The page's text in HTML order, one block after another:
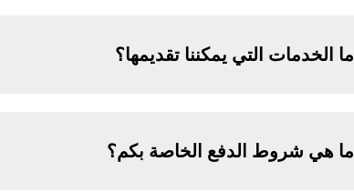
ما الخدمات التي يمكننا تقديمها؟
ما هي شروط الدفع الخاصة بكم؟